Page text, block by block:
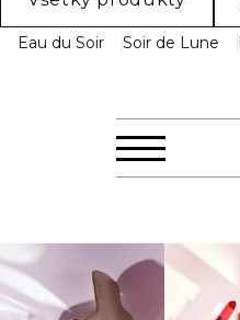
Eau du Soir Soir de Lune